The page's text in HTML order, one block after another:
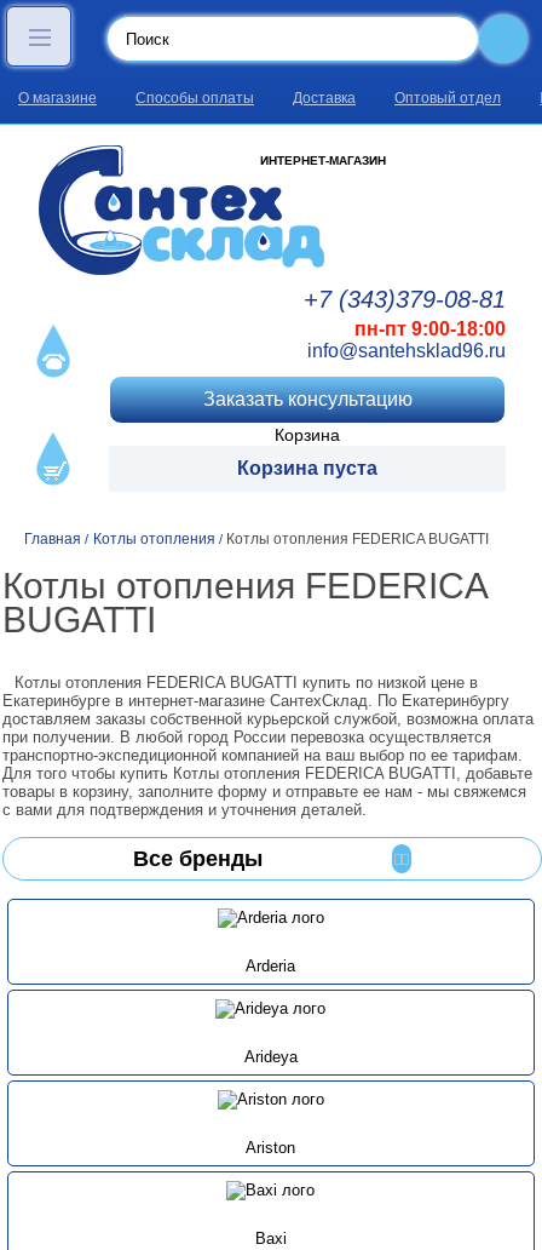
О магазине Способы оплаты Доставка Оптовый отдел
ИНТЕРНЕТ-МАГАЗИН
+7 (343)379-08-81
пн-пт 9:00-18:00
info@santehsklad96.ru
Заказать консультацию
Корзина
Корзина пуста
Главная / Котлы отопления / Котлы отопления FEDERICA BUGATTI
Котлы отопления FEDERICA
BUGATTI
Котлы отопления FEDERICA BUGATTI купить по низкой цене в
Екатеринбурге в интернет-магазине СантехСклад. По Екатеринбургу
доставляем заказы собственной курьерской службой, возможна оплата
при получении. В любой город России перевозка осуществляется
транспортно-экспедиционной компанией на ваш выбор по ее тарифам.
Для того чтобы купить Котлы отопления FEDERICA BUGATTI, добавьте
товары в корзину, заполните форму и отправьте ее нам - мы свяжемся
с вами для подтверждения и уточнения деталей.
Все бренды
Arderia
Arideya
Ariston
Baxi